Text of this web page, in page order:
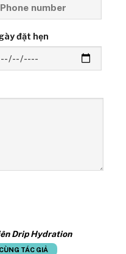
đặt hẹn
Drip Hydration
TÁC GIẢ